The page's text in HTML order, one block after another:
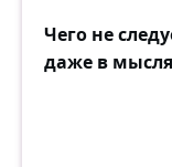
Чего не
даже в